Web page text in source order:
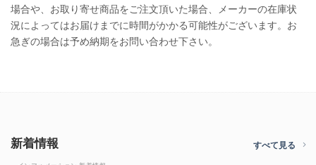
場合や、お取り寄せ商品をご注文頂いた場合、メーカーの在庫状
況によってはお届けまでに時間がかかる可能性がございます。お
急ぎの場合は予め納期をお問い合わせ下さい。
新着情報 すべて見る